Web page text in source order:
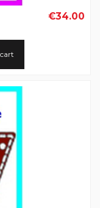
€34.00